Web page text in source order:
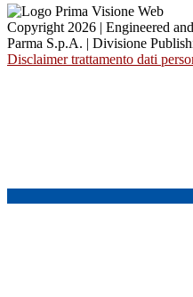
Copyright 2026 | Engineered
Parma S.p.A. | Divisione
Disclaimer trattamento dati